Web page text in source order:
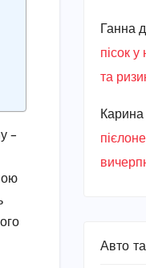
–
Ганна
пісок
та
Карина
Авто